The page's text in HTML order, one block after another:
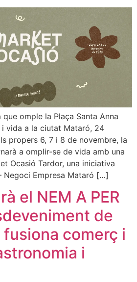
omple la Plaça Santa Anna
i vida a la ciutat Mataró, 24
propers 6, 7 i 8 de novembre, la
a omplir-se de vida amb una
Ocasió Tardor, una iniciativa
Negoci Empresa Mataró […]
el NEM A PER
de
comerç i
i